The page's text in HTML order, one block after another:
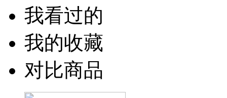
我看过的
我的收藏
对比商品